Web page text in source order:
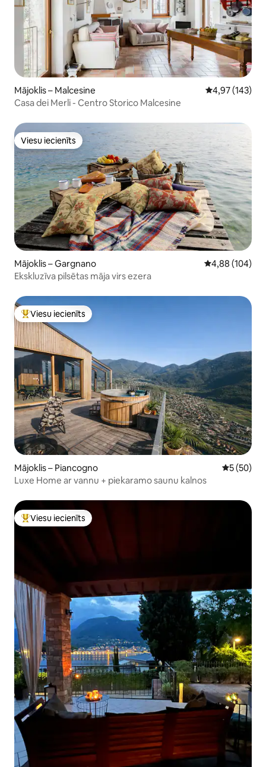
Mājoklis – Malcesine Vidējais
4,97 (143)
Casa dei Merli - Centro Storico Malcesine
Viesu iecienīts
Viesu iecienīts
Mājoklis – Gargnano Vidējais
4,88 (104)
Ekskluzīva pilsētas māja virs ezera
Populārs viesu iecienīts mājoklis
Viesu iecienīts
Mājoklis – Piancogno Vidējais
5 (50)
Luxe Home ar vannu + piekaramo saunu kalnos
Populārs viesu iecienīts mājoklis
Viesu iecienīts